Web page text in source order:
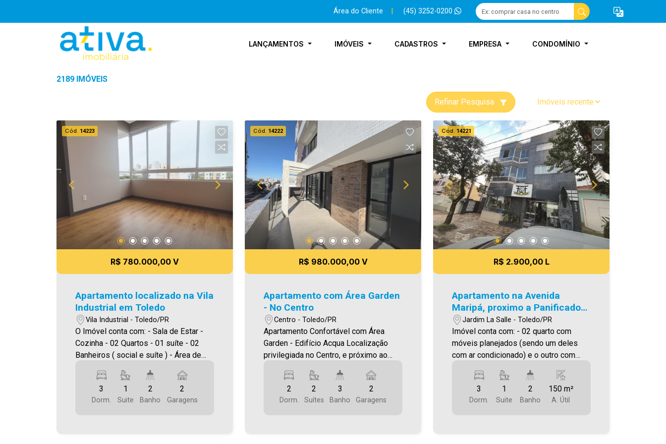
Área do Cliente (45) 3252-0200
LANÇAMENTOS IMÓVEIS CADASTROS EMPRESA CONDOMÍNIO
2189 IMÓVEIS
Refinar Pesquisa
Cód. 14223
R$ 780.000,00 V
Apartamento localizado na Vila
Industrial em Toledo
Vila Industrial - Toledo/PR
O Imóvel conta com: - Sala de Estar -
Cozinha - 02 Quartos - 01 suíte - 02
Banheiros ( social e suíte ) - Área de
descoberta Área privativa 112,00m² A
Imobiliária Ativa possui hoje uma das
maiores carteiras de imóveis
3
Dorm.
1
Suite
2
Banho
2
Garagens
Cód. 14222
R$ 980.000,00 V
Apartamento com Área Garden
- No Centro
Centro - Toledo/PR
Apartamento Confortável com Área
Garden - Edifício Acqua Localização
privilegiada no Centro, e próximo ao
conta com: - Sala de Estar e Jantar
integradas - 2 Suítes - 03 Banheiros
(suítes e lavabo) - Cozinha - Área de
2
Dorm.
2
Suítes
3
Banho
2
Garagens
Cód. 14221
R$ 2.900,00 L
Apartamento na Avenida
Maripá, proximo a Panificadora
Estação do Pão
Jardim La Salle - Toledo/PR
Imóvel conta com: - 02 quarto com
móveis planejados (sendo um deles
com ar condicionado) e o outro com
móveis planejados e ar condicionado -
sala de estar e jantar com mesa de
vidro, estante e ar condicionado -
3
Dorm.
1
Suite
2
Banho
150 m²
A. Útil